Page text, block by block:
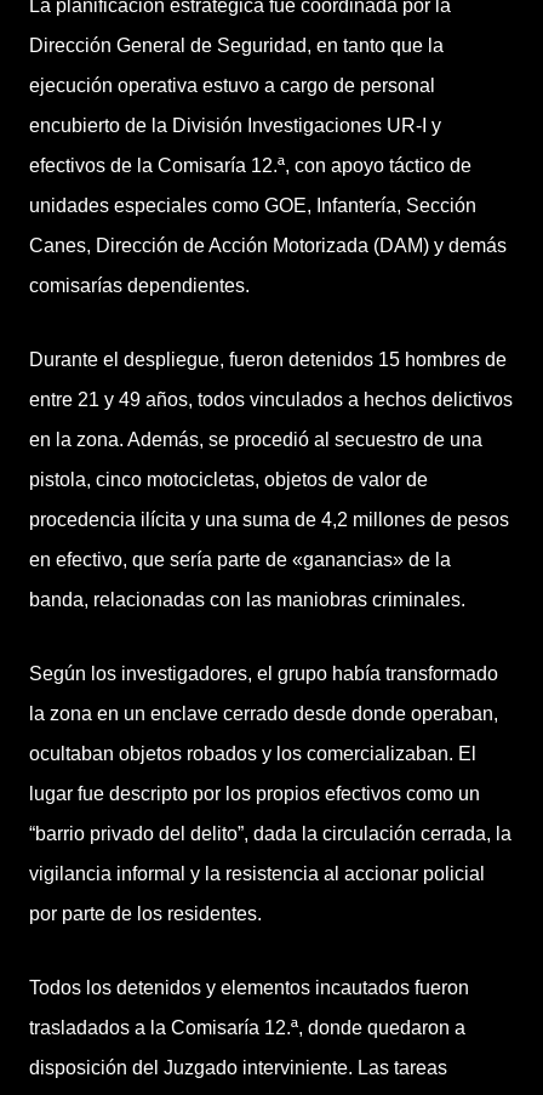
La planificación estratégica fue coordinada por la
Dirección General de Seguridad, en tanto que la
ejecución operativa estuvo a cargo de personal
encubierto de la División Investigaciones UR-I y
efectivos de la Comisaría 12.ª, con apoyo táctico de
unidades especiales como GOE, Infantería, Sección
Canes, Dirección de Acción Motorizada (DAM) y demás
comisarías dependientes.
Durante el despliegue, fueron detenidos 15 hombres de
entre 21 y 49 años, todos vinculados a hechos delictivos
en la zona. Además, se procedió al secuestro de una
pistola, cinco motocicletas, objetos de valor de
procedencia ilícita y una suma de 4,2 millones de pesos
en efectivo, que sería parte de «ganancias» de la
banda, relacionadas con las maniobras criminales.
Según los investigadores, el grupo había transformado
la zona en un enclave cerrado desde donde operaban,
ocultaban objetos robados y los comercializaban. El
lugar fue descripto por los propios efectivos como un
“barrio privado del delito”, dada la circulación cerrada, la
vigilancia informal y la resistencia al accionar policial
por parte de los residentes.
Todos los detenidos y elementos incautados fueron
trasladados a la Comisaría 12.ª, donde quedaron a
disposición del Juzgado interviniente. Las tareas